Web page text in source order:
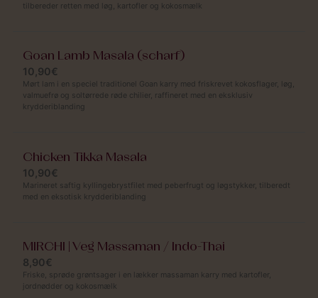
tilbereder retten med løg, kartofler og kokosmælk
Goan Lamb Masala (scharf)
10,90€
Mørt lam i en speciel traditionel Goan karry med friskrevet kokosflager, løg,
valmuefrø og soltørrede røde chilier, raffineret med en eksklusiv
krydderiblanding
Chicken Tikka Masala
10,90€
Marineret saftig kyllingebrystfilet med peberfrugt og løgstykker, tilberedt
med en eksotisk krydderiblanding
MIRCHI | Veg Massaman / Indo-Thai
8,90€
Friske, sprøde grøntsager i en lækker massaman karry med kartofler,
jordnødder og kokosmælk